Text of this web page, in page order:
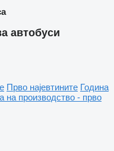
автобуси
Прво најевтините Година
на производство - прво